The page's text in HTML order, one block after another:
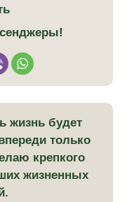
жизнь будет
только
крепкого
жизненных